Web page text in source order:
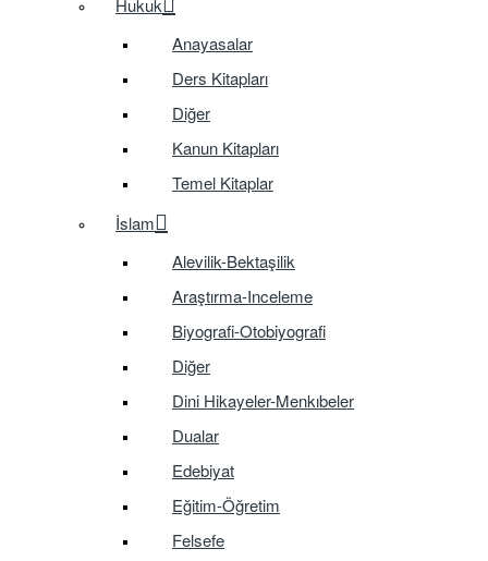
Anayasalar
Ders Kitapları
Diğer
Kanun Kitapları
Temel Kitaplar
İslam
Alevilik-Bektaşilik
Araştırma-Inceleme
Biyografi-Otobiyografi
Diğer
Dini Hikayeler-Menkıbeler
Dualar
Edebiyat
Eğitim-Öğretim
Felsefe